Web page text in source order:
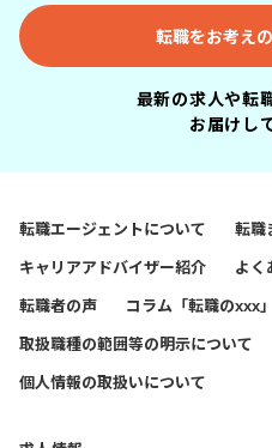
転職をお考え
最新の求人や転
お届けし
転職エージェントについて 転職
キャリアアドバイザー紹介 よく
転職者の声 コラム「転職のxxx」
取扱職種の範囲等の明示について
個人情報の取扱いについて